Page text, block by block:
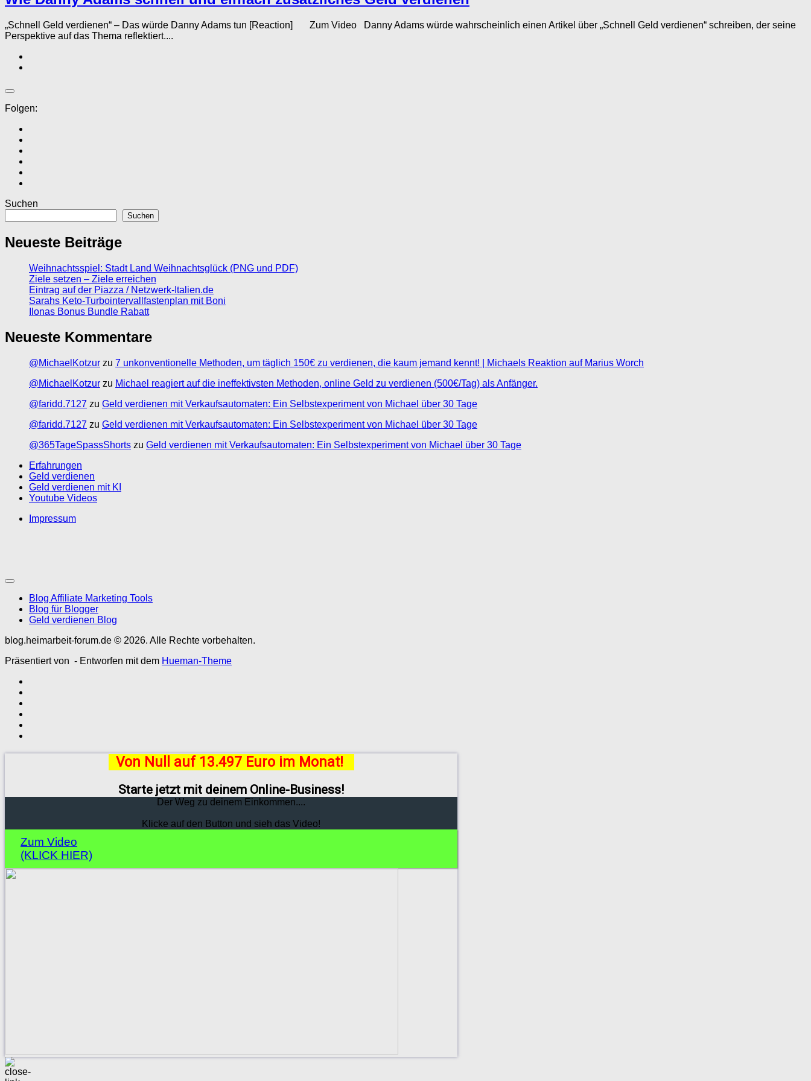
„Schnell Geld verdienen“ – Das würde Danny Adams tun [Reaction] Zum Video Danny Adams würde wahrscheinlich einen Artikel über „Schnell Geld verdienen“ schreiben, der seine
Perspektive auf das Thema reflektiert....
Folgen:
Suchen
Suchen
Neueste Beiträge
Weihnachtsspiel: Stadt Land Weihnachtsglück (PNG und PDF)
Ziele setzen – Ziele erreichen
Eintrag auf der Piazza / Netzwerk-Italien.de
Sarahs Keto-Turbointervallfastenplan mit Boni
Ilonas Bonus Bundle Rabatt
Neueste Kommentare
@MichaelKotzur zu 7 unkonventionelle Methoden, um täglich 150€ zu verdienen, die kaum jemand kennt! | Michaels Reaktion auf Marius Worch
@MichaelKotzur zu Michael reagiert auf die ineffektivsten Methoden, online Geld zu verdienen (500€/Tag) als Anfänger.
@faridd.7127 zu Geld verdienen mit Verkaufsautomaten: Ein Selbstexperiment von Michael über 30 Tage
@faridd.7127 zu Geld verdienen mit Verkaufsautomaten: Ein Selbstexperiment von Michael über 30 Tage
@365TageSpassShorts zu Geld verdienen mit Verkaufsautomaten: Ein Selbstexperiment von Michael über 30 Tage
Erfahrungen
Geld verdienen
Geld verdienen mit KI
Youtube Videos
Impressum
Blog Affiliate Marketing Tools
Blog für Blogger
Geld verdienen Blog
blog.heimarbeit-forum.de © 2026. Alle Rechte vorbehalten.
Präsentiert von - Entworfen mit dem Hueman-Theme
Von Null auf 13.497 Euro im Monat!
Starte jetzt mit deinem Online-Business!
Der Weg zu deinem Einkommen....
Klicke auf den Button und sieh das Video!
Zum Video
(KLICK HIER)